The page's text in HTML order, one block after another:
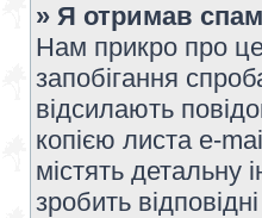
» Я отримав
Нам прикро про
запобігання
відсилають
копією листа e-
містять детальну
зробить відповідні